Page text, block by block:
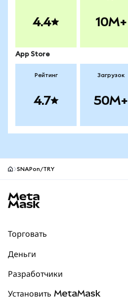
4.4 10M+
App Store
Рейтинг
4.7
Загрузок
50M+
SNAPon/TRY
Торговать
Прогнозы
Перпы НОВИНКА
Деньги
Разработчики
Установить MetaMask